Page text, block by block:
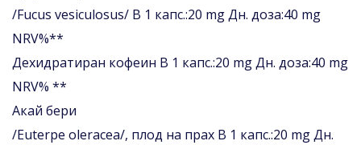
/Fucus vesiculosus/ В 1 капс.:20 mg Дн. доза:40 mg
NRV%**
Дехидратиран кофеин В 1 капс.:20 mg Дн. доза:40 mg
NRV% **
Акай бери
/Euterpe oleracea/, плод на прах В 1 капс.:20 mg Дн.